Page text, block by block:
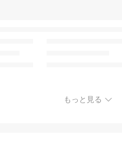
もっと見る